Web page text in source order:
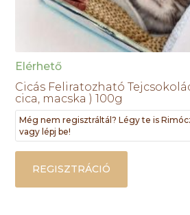
Elérhető
Cicás Feliratozható
cica, macska ) 100g
Még nem regisztráltál? Légy te is
vagy lépj be!
REGISZTRÁCIÓ